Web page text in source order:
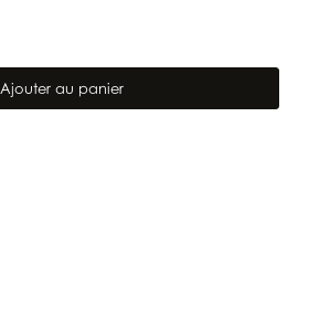
Ajouter au panier